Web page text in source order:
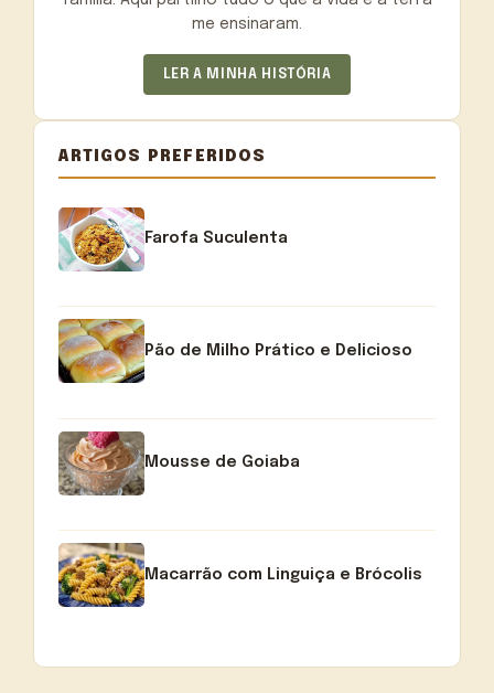
me ensinaram.
LER A MINHA HISTÓRIA
ARTIGOS PREFERIDOS
Farofa Suculenta
Pão de Milho Prático e Delicioso
Mousse de Goiaba
Macarrão com Linguiça e Brócolis